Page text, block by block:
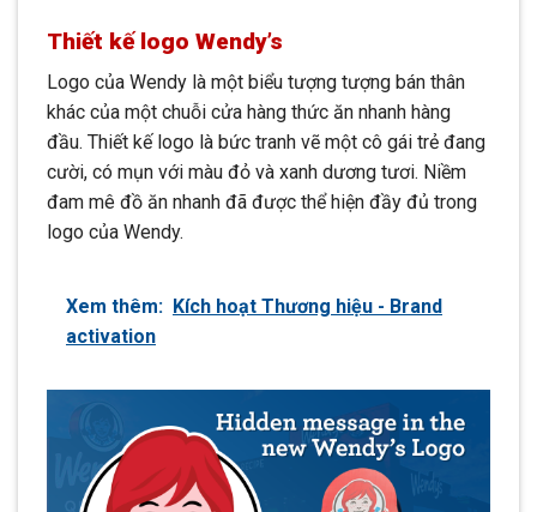
Thiết kế logo Wendy’s
Logo của Wendy là một biểu tượng tượng bán thân
khác của một chuỗi cửa hàng thức ăn nhanh hàng
đầu. Thiết kế logo là bức tranh vẽ một cô gái trẻ đang
cười, có mụn với màu đỏ và xanh dương tươi. Niềm
đam mê đồ ăn nhanh đã được thể hiện đầy đủ trong
logo của Wendy.
Xem thêm: Kích hoạt Thương hiệu - Brand
activation